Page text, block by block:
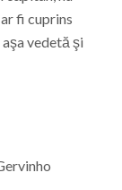
fi cuprins
vedetă şi